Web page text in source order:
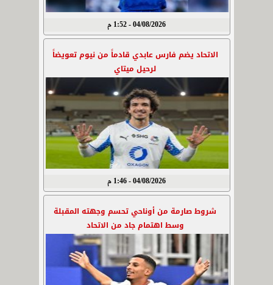
04/08/2026 - 1:52 م
الاتحاد يضم فارس عابدي قادماً من نيوم تعويضاً
لرحيل ميتاي
04/08/2026 - 1:46 م
شروط صارمة من أوناحي تحسم وجهته المقبلة
وسط اهتمام جاد من الاتحاد